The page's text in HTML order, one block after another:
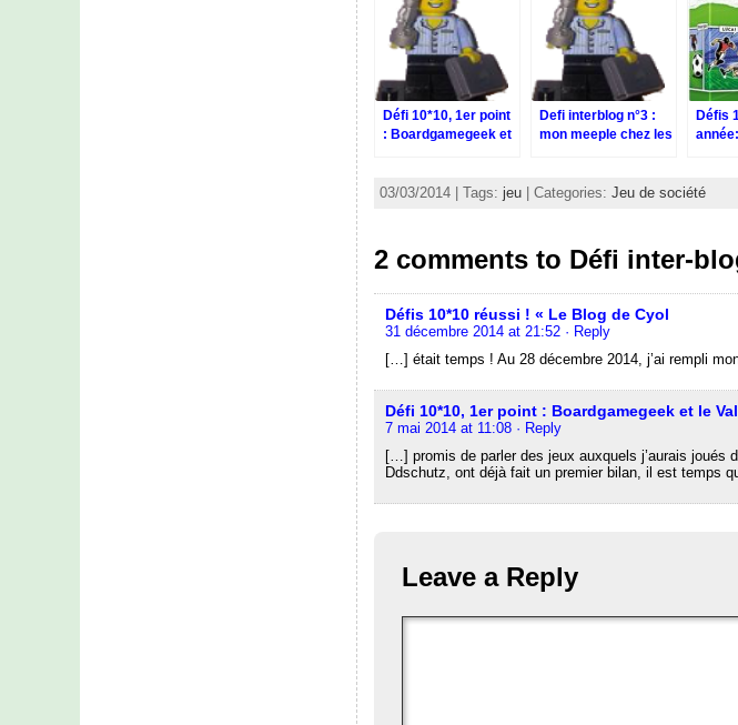
Défi 10*10, 1er point
: Boardgamegeek et
Defi interblog n°3 :
mon meeple chez les
Défis
03/03/2014 | Tags: jeu| Categories: Jeu de société
2 comments to Défi inter-
Défis 10*10 réussi ! « Le Blog de Cyol
31 décembre 2014 at 21:52 · Reply
[…] était temps ! Au 28 décembre 2014, j’ai rempli
Défi 10*10, 1er point : Boardgamegeek et le
7 mai 2014 at 11:08 · Reply
[…] promis de parler des jeux auxquels j’aurais joués
Ddschutz, ont déjà fait un premier bilan, il est temps
Leave a Reply